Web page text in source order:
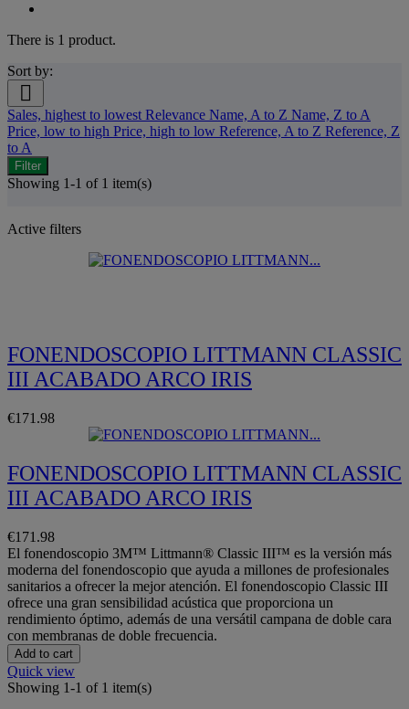
There is 1 product.
Sort by:

Sales, highest to lowest Relevance Name, A to Z Name, Z to A
Price, low to high Price, high to low Reference, A to Z Reference, Z
to A
Filter
Showing 1-1 of 1 item(s)
Active filters
FONENDOSCOPIO LITTMANN CLASSIC
III ACABADO ARCO IRIS
€171.98
FONENDOSCOPIO LITTMANN CLASSIC
III ACABADO ARCO IRIS
€171.98
El fonendoscopio 3M™ Littmann® Classic III™ es la versión más
moderna del fonendoscopio que ayuda a millones de profesionales
sanitarios a ofrecer la mejor atención. El fonendoscopio Classic III
ofrece una gran sensibilidad acústica que proporciona un
rendimiento óptimo, además de una versátil campana de doble cara
con membranas de doble frecuencia.
Add to cart
Quick view
Showing 1-1 of 1 item(s)